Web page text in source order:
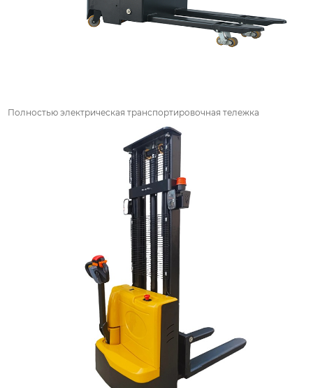
Полностью электрическая транспортировочная тележка